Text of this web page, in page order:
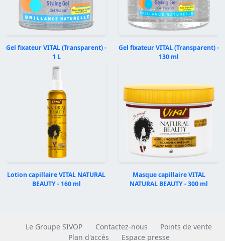
Gel fixateur VITAL (Transparent) -
1 L
Gel fixateur VITAL (Transparent) -
130 ml
Lotion capillaire VITAL NATURAL
BEAUTY - 160 ml
Masque capillaire VITAL
NATURAL BEAUTY - 300 ml
Précédent
Le Groupe SIVOP Contactez-nous
Points de vente
Plan d'accès
Espace presse